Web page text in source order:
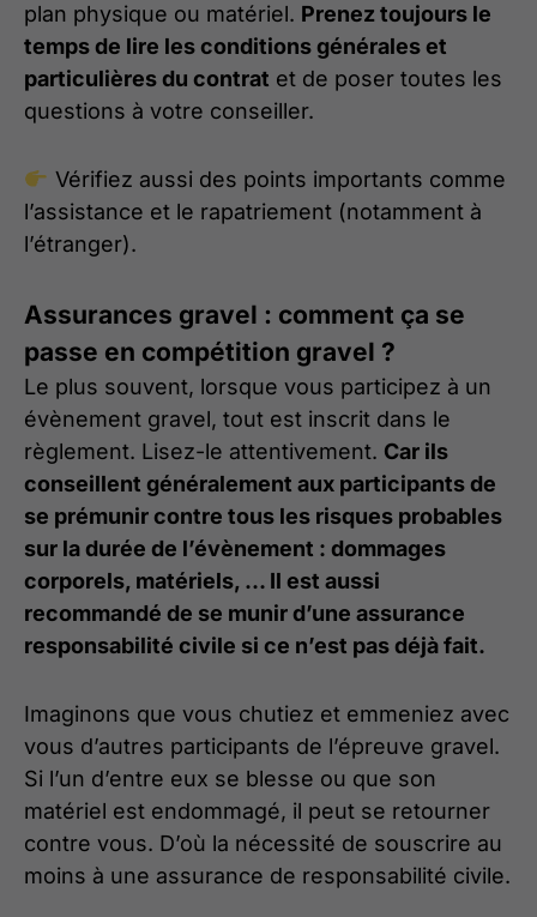
plan physique ou matériel. Prenez toujours le
temps de lire les conditions générales et
particulières du contrat et de poser toutes les
questions à votre conseiller.
Vérifiez aussi des points importants comme
l’assistance et le rapatriement (notamment à
l’étranger).
Assurances gravel : comment ça se
passe en compétition gravel ?
Le plus souvent, lorsque vous participez à un
évènement gravel, tout est inscrit dans le
règlement. Lisez-le attentivement. Car ils
conseillent généralement aux participants de
se prémunir contre tous les risques probables
sur la durée de l’évènement : dommages
corporels, matériels, … Il est aussi
recommandé de se munir d’une assurance
responsabilité civile si ce n’est pas déjà fait.
Imaginons que vous chutiez et emmeniez avec
vous d’autres participants de l’épreuve gravel.
Si l’un d’entre eux se blesse ou que son
matériel est endommagé, il peut se retourner
contre vous. D’où la nécessité de souscrire au
moins à une assurance de responsabilité civile.